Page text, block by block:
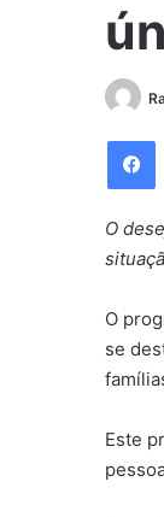
O
O
se
Este